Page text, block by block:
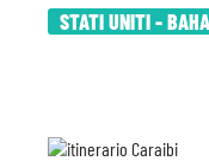
STATI UNITI -